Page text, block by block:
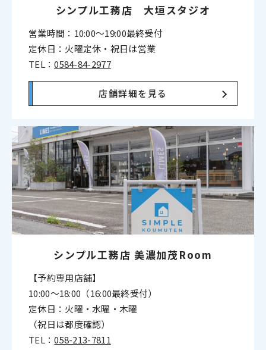
シンプル工務店 大垣スタジオ
営業時間：10:00〜19:00最終受付
定休日：火曜定休・祝日は営業
TEL：0584-84-2977
店舗詳細を見る
シンプル工務店 美濃加茂Room
【予約専用店舗】
10:00〜18:00（16:00最終受付）
定休日：火曜・水曜・木曜
（祝日は都度確認）
TEL：058-213-7811